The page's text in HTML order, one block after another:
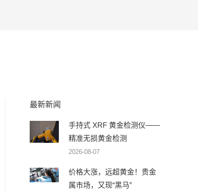
最新新闻
手持式 XRF 黄金检测仪——
精准无损黄金检测
2026-08-07
价格大涨，远超黄金！贵金
属市场，又现“黑马”